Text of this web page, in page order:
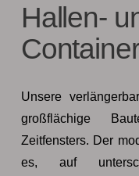
Hallen-
Unsere
großflächige
Zeitfensters. Der
es, auf